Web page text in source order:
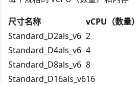
尺寸名称
vCPU（数量）
Standard_D2als_v6 2
Standard_D4als_v6 4
Standard_D8als_v6 8
Standard_D16als_v616